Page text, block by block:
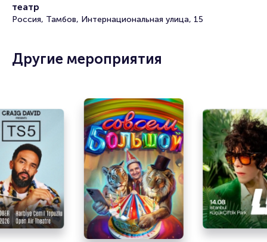
театр
Россия, Тамбов, Интернациональная улица, 15
Другие мероприятия